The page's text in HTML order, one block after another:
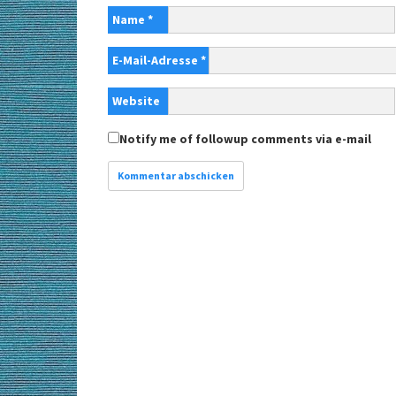
Name *
E-Mail-Adresse *
Website
Notify me of followup comments via e-mail